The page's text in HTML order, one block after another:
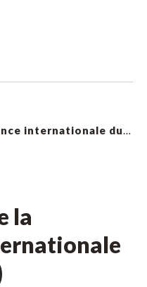
114e session de la Conférence internationale du Travail (CIT)
la